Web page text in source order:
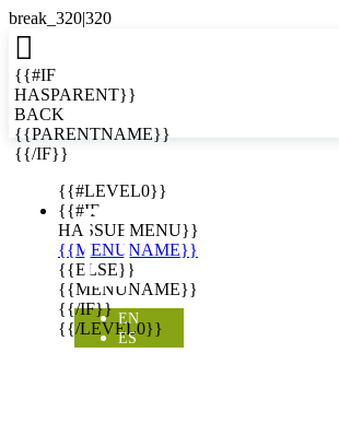

{{#IF
HASPARENT}}
BACK
{{PARENTNAME}}
{{/IF}}
{{#LEVEL0}}
{{#IF
HASSUBMENU}}
{{MENUNAME}}
{{ELSE}}
{{MENUNAME}}
{{/IF}}
{{/LEVEL0}}

EN
ES